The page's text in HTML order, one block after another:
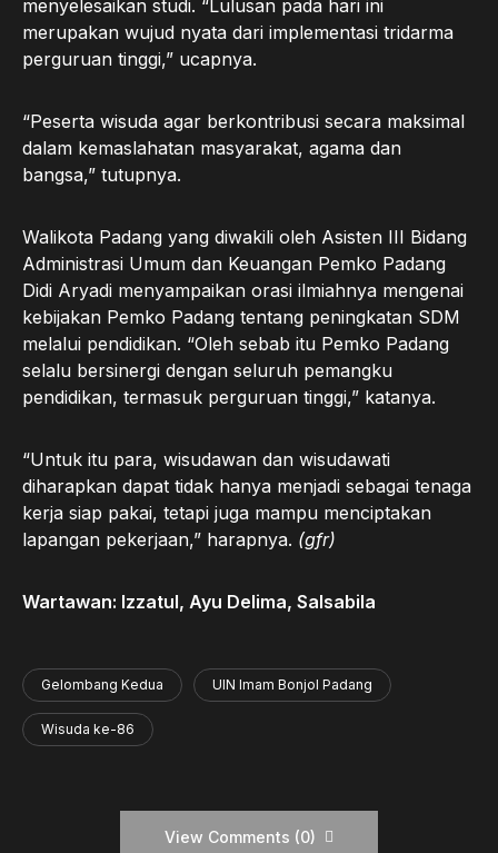
menyelesaikan studi. “Lulusan pada hari ini
merupakan wujud nyata dari implementasi tridarma
perguruan tinggi,” ucapnya.
“Peserta wisuda agar berkontribusi secara maksimal
dalam kemaslahatan masyarakat, agama dan
bangsa,” tutupnya.
Walikota Padang yang diwakili oleh Asisten III Bidang
Administrasi Umum dan Keuangan Pemko Padang
Didi Aryadi menyampaikan orasi ilmiahnya mengenai
kebijakan Pemko Padang tentang peningkatan SDM
melalui pendidikan. “Oleh sebab itu Pemko Padang
selalu bersinergi dengan seluruh pemangku
pendidikan, termasuk perguruan tinggi,” katanya.
“Untuk itu para, wisudawan dan wisudawati
diharapkan dapat tidak hanya menjadi sebagai tenaga
kerja siap pakai, tetapi juga mampu menciptakan
lapangan pekerjaan,” harapnya. (gfr)
Wartawan: Izzatul, Ayu Delima, Salsabila
Gelombang Kedua UIN Imam Bonjol Padang
Wisuda ke-86
View Comments (0)